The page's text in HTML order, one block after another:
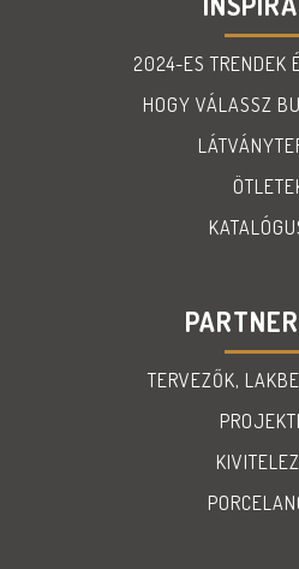
2024-ES TRENDEK
HOGY VÁLASSZ
TERVEZŐK,